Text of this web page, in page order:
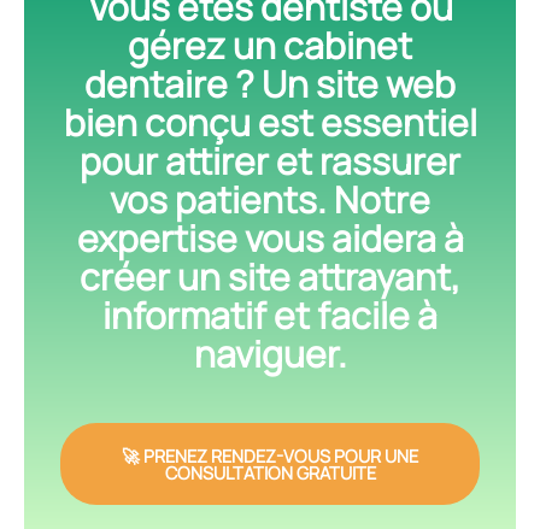
gérez un cabinet
dentaire ? Un site web
bien conçu est essentiel
pour attirer et rassurer
vos patients. Notre
expertise vous aidera à
créer un site attrayant,
informatif et facile à
naviguer.
🚀 PRENEZ RENDEZ-VOUS POUR UNE
CONSULTATION GRATUITE